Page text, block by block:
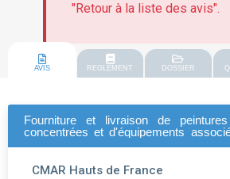
"Retour à la liste des avis".
AVIS REGLEMENT DOSSIER
Fourniture et livraison de
concentrées et d'équipements
CMAR Hauts de France